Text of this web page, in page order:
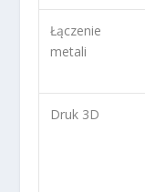
Łączenie
metali
Druk 3D